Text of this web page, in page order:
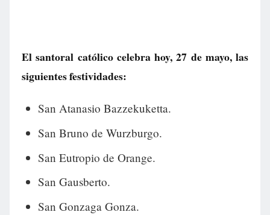
El santoral católico celebra hoy, 27 de mayo, las
siguientes festividades:
San Atanasio Bazzekuketta.
San Bruno de Wurzburgo.
San Eutropio de Orange.
San Gausberto.
San Gonzaga Gonza.